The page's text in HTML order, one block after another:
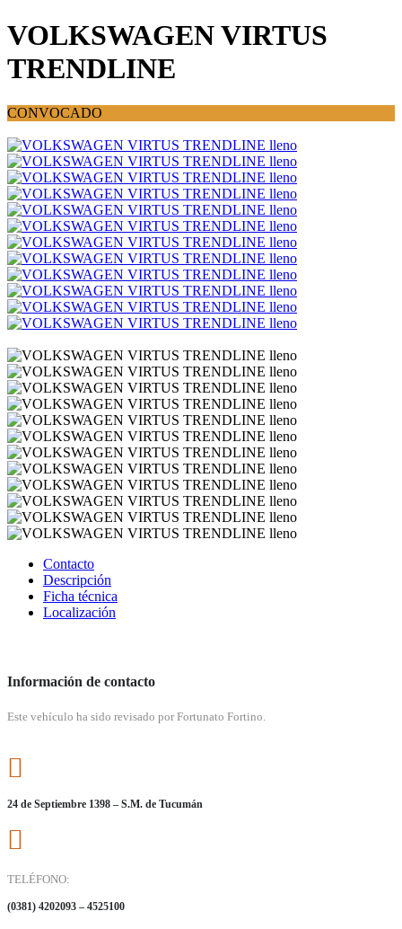
VOLKSWAGEN VIRTUS
TRENDLINE
CONVOCADO
Contacto
Descripción
Ficha técnica
Localización
Información de contacto
Este vehículo ha sido revisado por Fortunato Fortino.
24 de Septiembre 1398 – S.M. de Tucumán
TELÉFONO:
(0381) 4202093 – 4525100